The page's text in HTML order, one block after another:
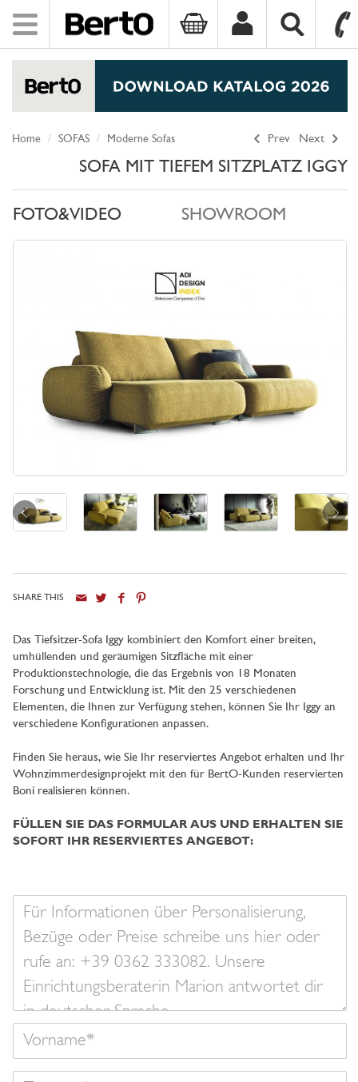
Toggle
navigation
Prev Next
Home SOFAS Moderne Sofas
SOFA MIT TIEFEM SITZPLATZ IGGY
FOTO&VIDEO SHOWROOM
SHARE THIS
Das Tiefsitzer-Sofa Iggy kombiniert den Komfort einer breiten,
umhüllenden und geräumigen Sitzfläche mit einer
Produktionstechnologie, die das Ergebnis von 18 Monaten
Forschung und Entwicklung ist. Mit den 25 verschiedenen
Elementen, die Ihnen zur Verfügung stehen, können Sie Ihr Iggy an
verschiedene Konfigurationen anpassen.
Finden Sie heraus, wie Sie Ihr reserviertes Angebot erhalten und Ihr
Wohnzimmerdesignprojekt mit den für BertO-Kunden reservierten
Boni realisieren können.
FÜLLEN SIE DAS FORMULAR AUS UND ERHALTEN SIE
SOFORT IHR RESERVIERTES ANGEBOT:
Nachricht